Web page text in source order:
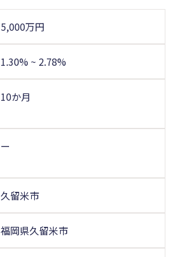
5,000万円
1.30% ~ 2.78%
10か月
ー
久留米市
福岡県久留米市